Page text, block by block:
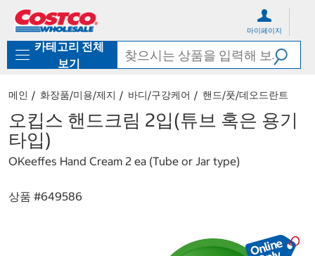
로
기
가
마이페이지
카테고리 전체
보기
메인 화장품/미용/제지 바디/구강케어 핸드/풋/데오드란트
오킵스 핸드크림 2입(튜브 혹은 용기
타입)
OKeeffes Hand Cream 2 ea (Tube or Jar type)
상품 #649586